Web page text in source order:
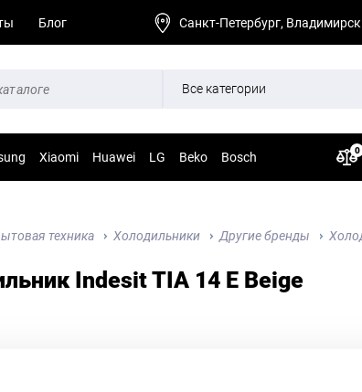
Блог Санкт-Петербург,
Все категории
Xiaomi Huawei LG Beko Bosch 0
техника Холодильники Другие бренды
Indesit TIA 14 E Beige